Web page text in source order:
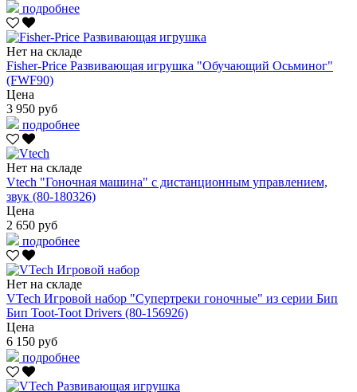
подробнее
Нет на складе
Fisher-Price Развивающая игрушка "Обучающий Осьминог"
(FWF90)
Цена
3 950 руб
подробнее
Нет на складе
Vtech "Гоночная машина" с дистанционным управлением,
звук (80-180326)
Цена
2 650 руб
подробнее
Нет на складе
VTech Игровой набор "Супертреки гоночные" из серии Бип
Бип Toot-Toot Drivers (80-156926)
Цена
6 150 руб
подробнее